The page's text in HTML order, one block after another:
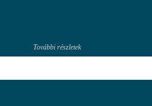
További részletek